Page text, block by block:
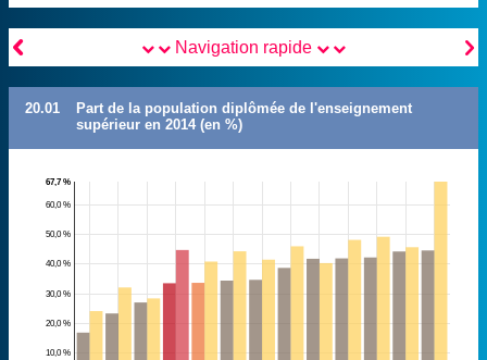
 
Navigation rapide
20.01
Part de la population diplômée de l'enseignement
supérieur en 2014 (en %)
10,0 %
20,0 %
30,0 %
40,0 %
50,0 %
60,0 %
67,7 %